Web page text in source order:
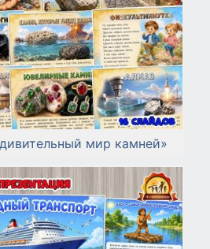
мир камней»